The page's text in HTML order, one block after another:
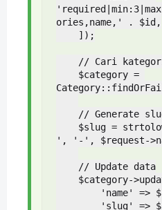
ories,name,' . $id,
', '-', $request-